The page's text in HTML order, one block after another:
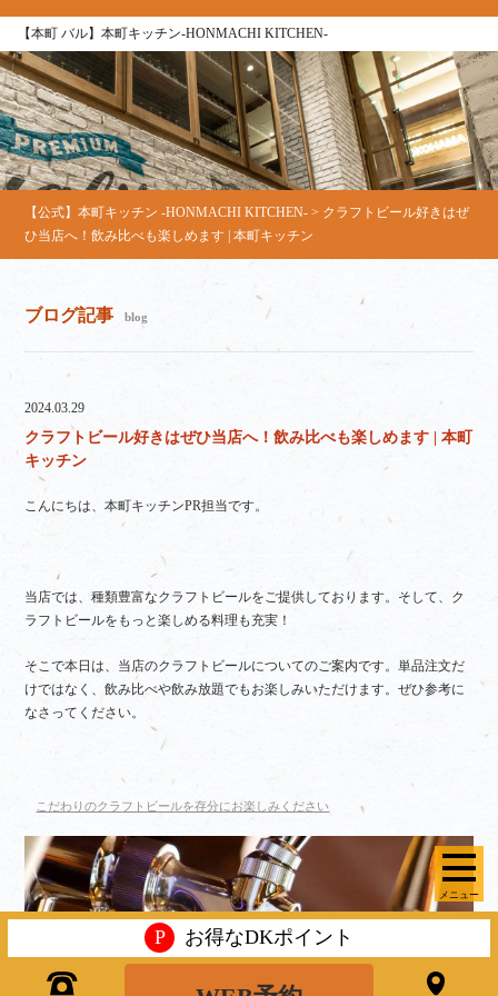
【本町 バル】本町キッチン‐HONMACHI KITCHEN‐
メニュー
【公式】本町キッチン ‐HONMACHI KITCHEN‐ > クラフトビール好きはぜ
ひ当店へ！飲み比べも楽しめます | 本町キッチン
ブログ記事 blog
2024.03.29
クラフトビール好きはぜひ当店へ！飲み比べも楽しめます | 本町
キッチン
こんにちは、本町キッチンPR担当です。
当店では、種類豊富なクラフトビールをご提供しております。そして、ク
ラフトビールをもっと楽しめる料理も充実！
そこで本日は、当店のクラフトビールについてのご案内です。単品注文だ
けではなく、飲み比べや飲み放題でもお楽しみいただけます。ぜひ参考に
なさってください。
こだわりのクラフトビールを存分にお楽しみください
P お得なDKポイント